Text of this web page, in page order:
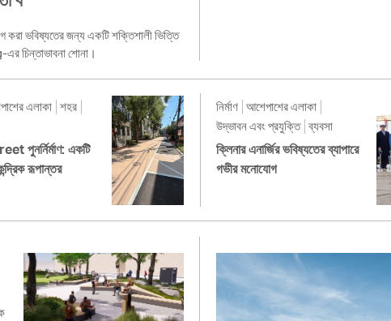
ভবিষ্যতের জন্য একটি শক্তিশালী ভিত্তি
চিন্তাভাবনা শোনা।
এলাকা শহর
পুনর্নির্মাণ: একটি
রূপান্তর
নির্মাণ আশেপাশের এলাকা
উদ্ভাবন এবং প্রযুক্তি ব্যবসা
ক্লিনার এনার্জির ভবিষ্যতের ব্যাপারে
গভীর মনোযোগ